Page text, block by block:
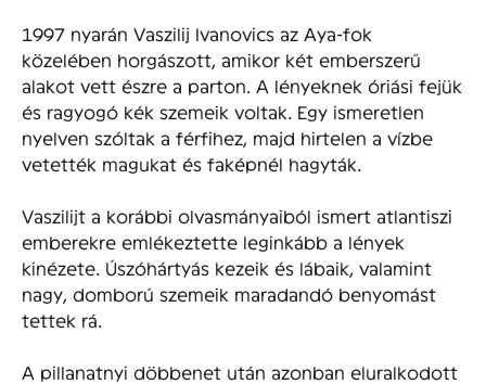
1997 nyarán Vaszilij Ivanovics az Aya-fok
közelében horgászott, amikor két emberszerű
alakot vett észre a parton. A lényeknek óriási fejük
és ragyogó kék szemeik voltak. Egy ismeretlen
nyelven szóltak a férfihez, majd hirtelen a vízbe
vetették magukat és faképnél hagyták.
Vaszilijt a korábbi olvasmányaiból ismert atlantiszi
emberekre emlékeztette leginkább a lények
kinézete. Úszóhártyás kezeik és lábaik, valamint
nagy, domború szemeik maradandó benyomást
tettek rá.
A pillanatnyi döbbenet után azonban eluralkodott